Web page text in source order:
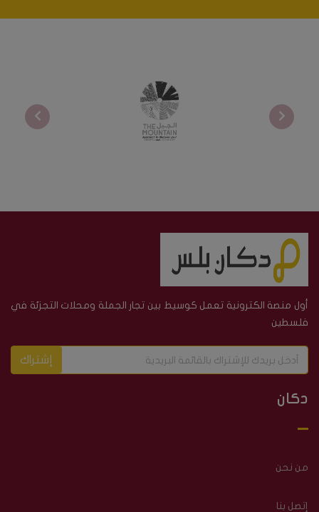
أول منصة الكترونية تعمل كوسيط بين تجار الجملة ومحلات التجزئة في
فلسطين
إشتراك
دكان
من نحن
إتصل بنا